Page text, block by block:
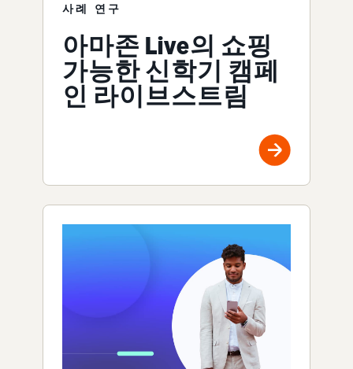
사례 연구
아마존 Live의 쇼핑
가능한 신학기 캠페
인 라이브스트림